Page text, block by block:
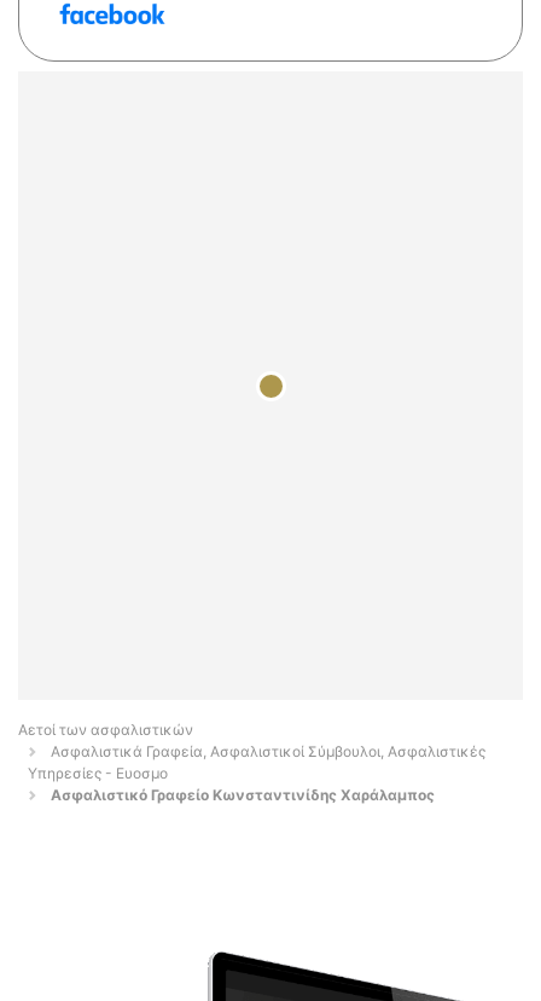
Αετοί των ασφαλιστικών
Ασφαλιστικά Γραφεία, Ασφαλιστικοί Σύμβουλοι, Ασφαλιστικές
Υπηρεσίες - Ευοσμο
Ασφαλιστικό Γραφείο Κωνσταντινίδης Χαράλαμπος